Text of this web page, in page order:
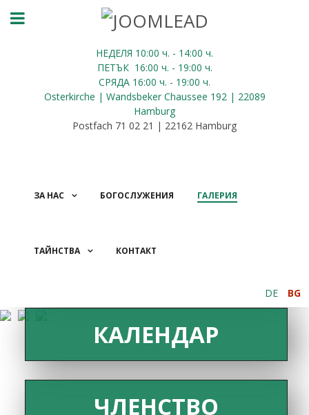
НЕДЕЛЯ 10:00 ч. - 14:00 ч.
ПЕТЪК 16:00 ч. - 19:00 ч.
СРЯДА 16:00 ч. - 19:00 ч.
Osterkirche | Wandsbeker Chaussee 192 | 22089
Hamburg
Postfach 71 02 21 | 22162 Hamburg
ЗА НАС БОГОСЛУЖЕНИЯ ГАЛЕРИЯ
ТАЙНСТВА КОНТАКТ
DE BG
ДАРЕНИЯ
КАЛЕНДАР
ЧЛЕНСТВО